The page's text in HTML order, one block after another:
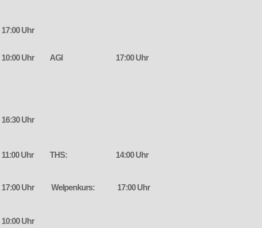
17:00 Uhr
10:00 Uhr AGI 17:00 Uhr
16:30 Uhr
11:00 Uhr THS: 14:00 Uhr
17:00 Uhr Welpenkurs: 17:00 Uhr
10:00 Uhr